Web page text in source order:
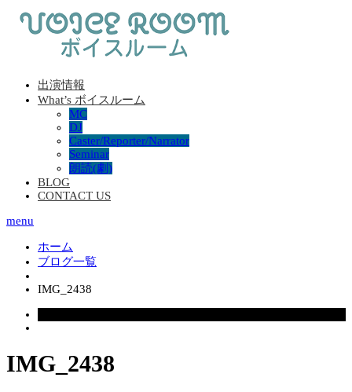
出演情報
What’s ボイスルーム
MC
DJ
Caster/Reporter/Narrator
Seminar
朗読(劇)
BLOG
CONTACT US
menu
ホーム
ブログ一覧
IMG_2438
IMG_2438